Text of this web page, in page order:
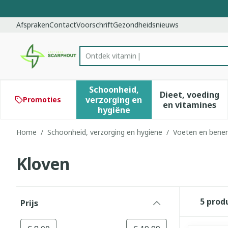
AfsprakenContactVoorschriftGezondheidsnieuws
Product, merk, categorie...
Promoties
Schoonheid,
verzorging en
hygiëne
Toon submenu voor
Dieet, voeding
en vitamines
Toon
Home / Schoonheid, verzorging en hygiëne / Voeten en
Kloven
Prijs
5